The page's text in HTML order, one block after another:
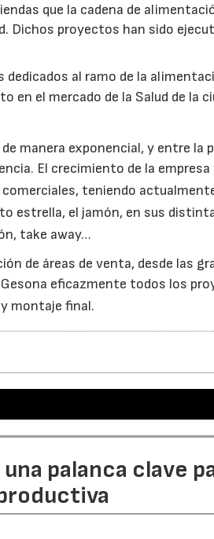
que la cadena de
Dichos proyectos han sido
al ramo de la
en el mercado de la Salud de la
manera exponencial, y entre la
El crecimiento de la empresa
comerciales, teniendo
estrella, el jamón, en sus
take away…
de áreas de venta, desde las
eficazmente todos los
montaje final.
palanca clave